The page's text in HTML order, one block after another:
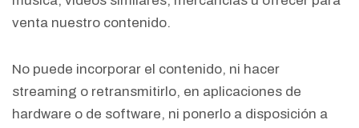
venta nuestro contenido.
No puede incorporar el contenido, ni hacer
streaming o retransmitirlo, en aplicaciones de
hardware o de software, ni ponerlo a disposición a